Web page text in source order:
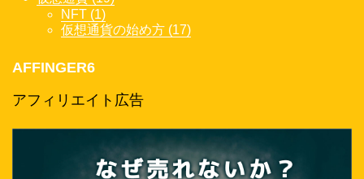
NFT (1)
仮想通貨の始め方 (17)
AFFINGER6
アフィリエイト広告